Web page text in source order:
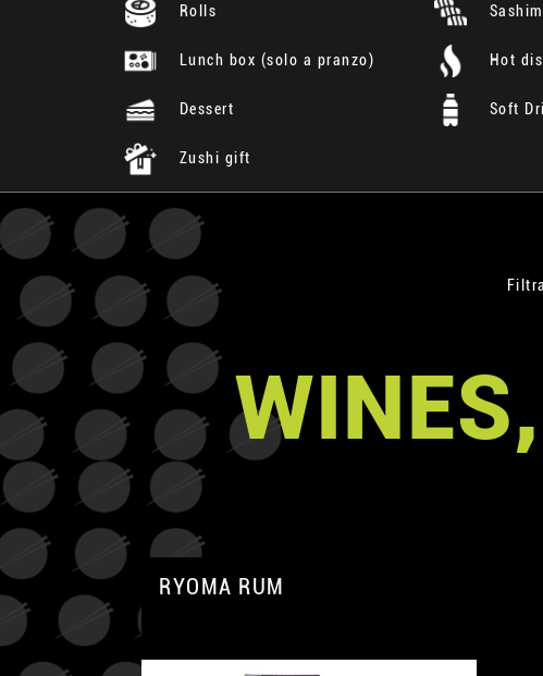
Rolls
Lunch box (solo a pranzo) Hot
Dessert Soft
Zushi gift
RYOMA RUM